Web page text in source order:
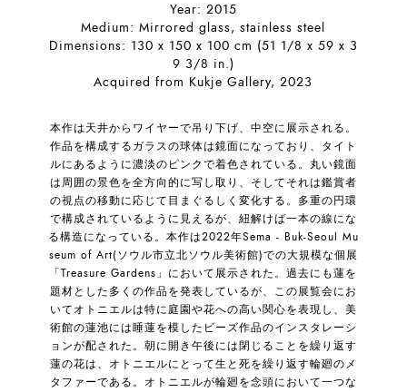
Year: 2015
Medium: Mirrored glass, stainless steel
Dimensions: 130 x 150 x 100 cm (51 1/8 x 59 x 3
9 3/8 in.)
Acquired from Kukje Gallery, 2023
本作は天井からワイヤーで吊り下げ、中空に展示される。
作品を構成するガラスの球体は鏡面になっており、タイト
ルにあるように濃淡のピンクで着色されている。丸い鏡面
は周囲の景色を全方向的に写し取り、そしてそれは鑑賞者
の視点の移動に応じて目まぐるしく変化する。多重の円環
で構成されているように見えるが、紐解けば一本の線にな
る構造になっている。本作は2022年Sema - Buk-Seoul Mu
seum of Art(ソウル市立北ソウル美術館)での大規模な個展
「Treasure Gardens」において展示された。過去にも蓮を
題材とした多くの作品を発表しているが、この展覧会にお
いてオトニエルは特に庭園や花への高い関心を表現し、美
術館の蓮池には睡蓮を模したビーズ作品のインスタレーシ
ョンが配された。朝に開き午後には閉じることを繰り返す
蓮の花は、オトニエルにとって生と死を繰り返す輪廻のメ
タファーである。オトニエルが輪廻を念頭において一つな